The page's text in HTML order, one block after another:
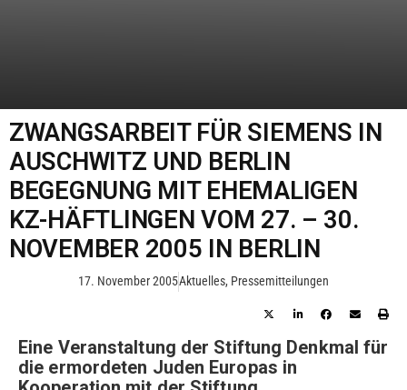
ZWANGSARBEIT FÜR SIEMENS IN
AUSCHWITZ UND BERLIN
BEGEGNUNG MIT EHEMALIGEN
KZ-HÄFTLINGEN VOM 27. – 30.
NOVEMBER 2005 IN BERLIN
17. November 2005Aktuelles, Pressemitteilungen
Eine Veranstaltung der Stiftung Denkmal für
die ermordeten Juden Europas in